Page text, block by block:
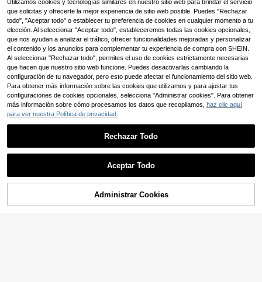
to, imán de nevera con jarrón de gat
o, imán de nevera magnético de acr
ílico con gatito empujando botella, r
ecuerdo de gato, pequeño regalo di
vertido para amigos
28 Left
3
AÑADIR A LA BOLSA
Utilizamos cookies y tecnologías similares en nuestro sitio web para brindar el servicio
que solicitas y ofrecerte la mejor experiencia de sitio web posible. Puedes "Rechazar
todo", "Aceptar todo" o establecer tu preferencia de cookies en cualquier momento a tu
elección. Al seleccionar "Aceptar todo", estableceremos todas las cookies opcionales,
que nos ayudan a analizar el tráfico, ofrecer funcionalidades mejoradas y personalizar
el contenido y los anuncios para complementar tu experiencia de compra con SHEIN.
Al seleccionar "Rechazar todo", permites el uso de cookies estrictamente necesarias
que hacen que nuestro sitio web funcione. Puedes desactivarlas cambiando la
configuración de tu navegador, pero esto puede afectar el funcionamiento del sitio web.
Para obtener más información sobre las cookies que utilizamos y para ajustar tus
configuraciones de cookies opcionales, selecciona "Administrar cookies". Para obtener
más información sobre cómo procesamos los datos que recopilamos, haz clic aquí
para ver nuestra Política de privacidad.
Rechazar Todo
Aceptar Todo
Administrar Cookies